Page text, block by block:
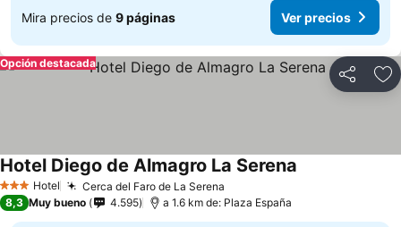
Mira precios de 9 páginas Ver precios
Compartir
Opción destacada
3 Estrellas
Hotel Cerca del Faro de La Serena
Hotel Diego de Almagro La Serena
8,3 Muy bueno 4.595 a 1.6 km de: Plaza España